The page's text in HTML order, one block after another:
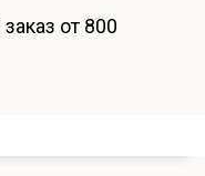
от 800